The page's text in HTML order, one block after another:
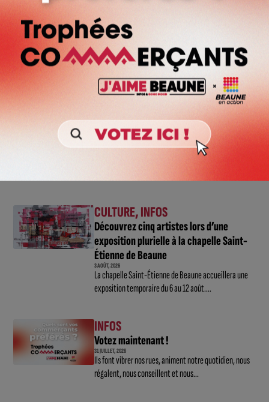
Faire le tour de la Côte-d’Or à vélo en
trois jours : le défi de Victor Bosoni
CULTURE,INFOS
Découvrez cinq artistes lors d’une
exposition plurielle à la chapelle Saint-
Étienne de Beaune
3 AOÛT, 2026
La chapelle Saint-Étienne de Beaune accueillera une
exposition temporaire du 6 au 12 août....
INFOS
Votez maintenant !
31 JUILLET, 2026
Ils font vibrer nos rues, animent notre quotidien, nous
régalent, nous conseillent et nous...